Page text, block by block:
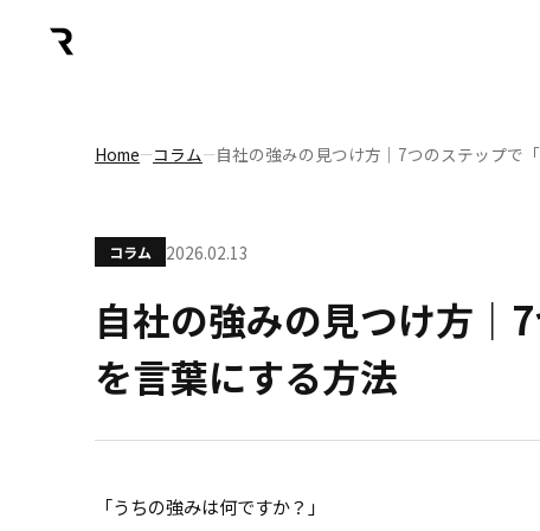
Home―コラム―自社の強みの見つけ方｜7つのステップで
コラム 2026.02.13
自社の強みの見つけ方｜
を言葉にする方法
「うちの強みは何ですか？」